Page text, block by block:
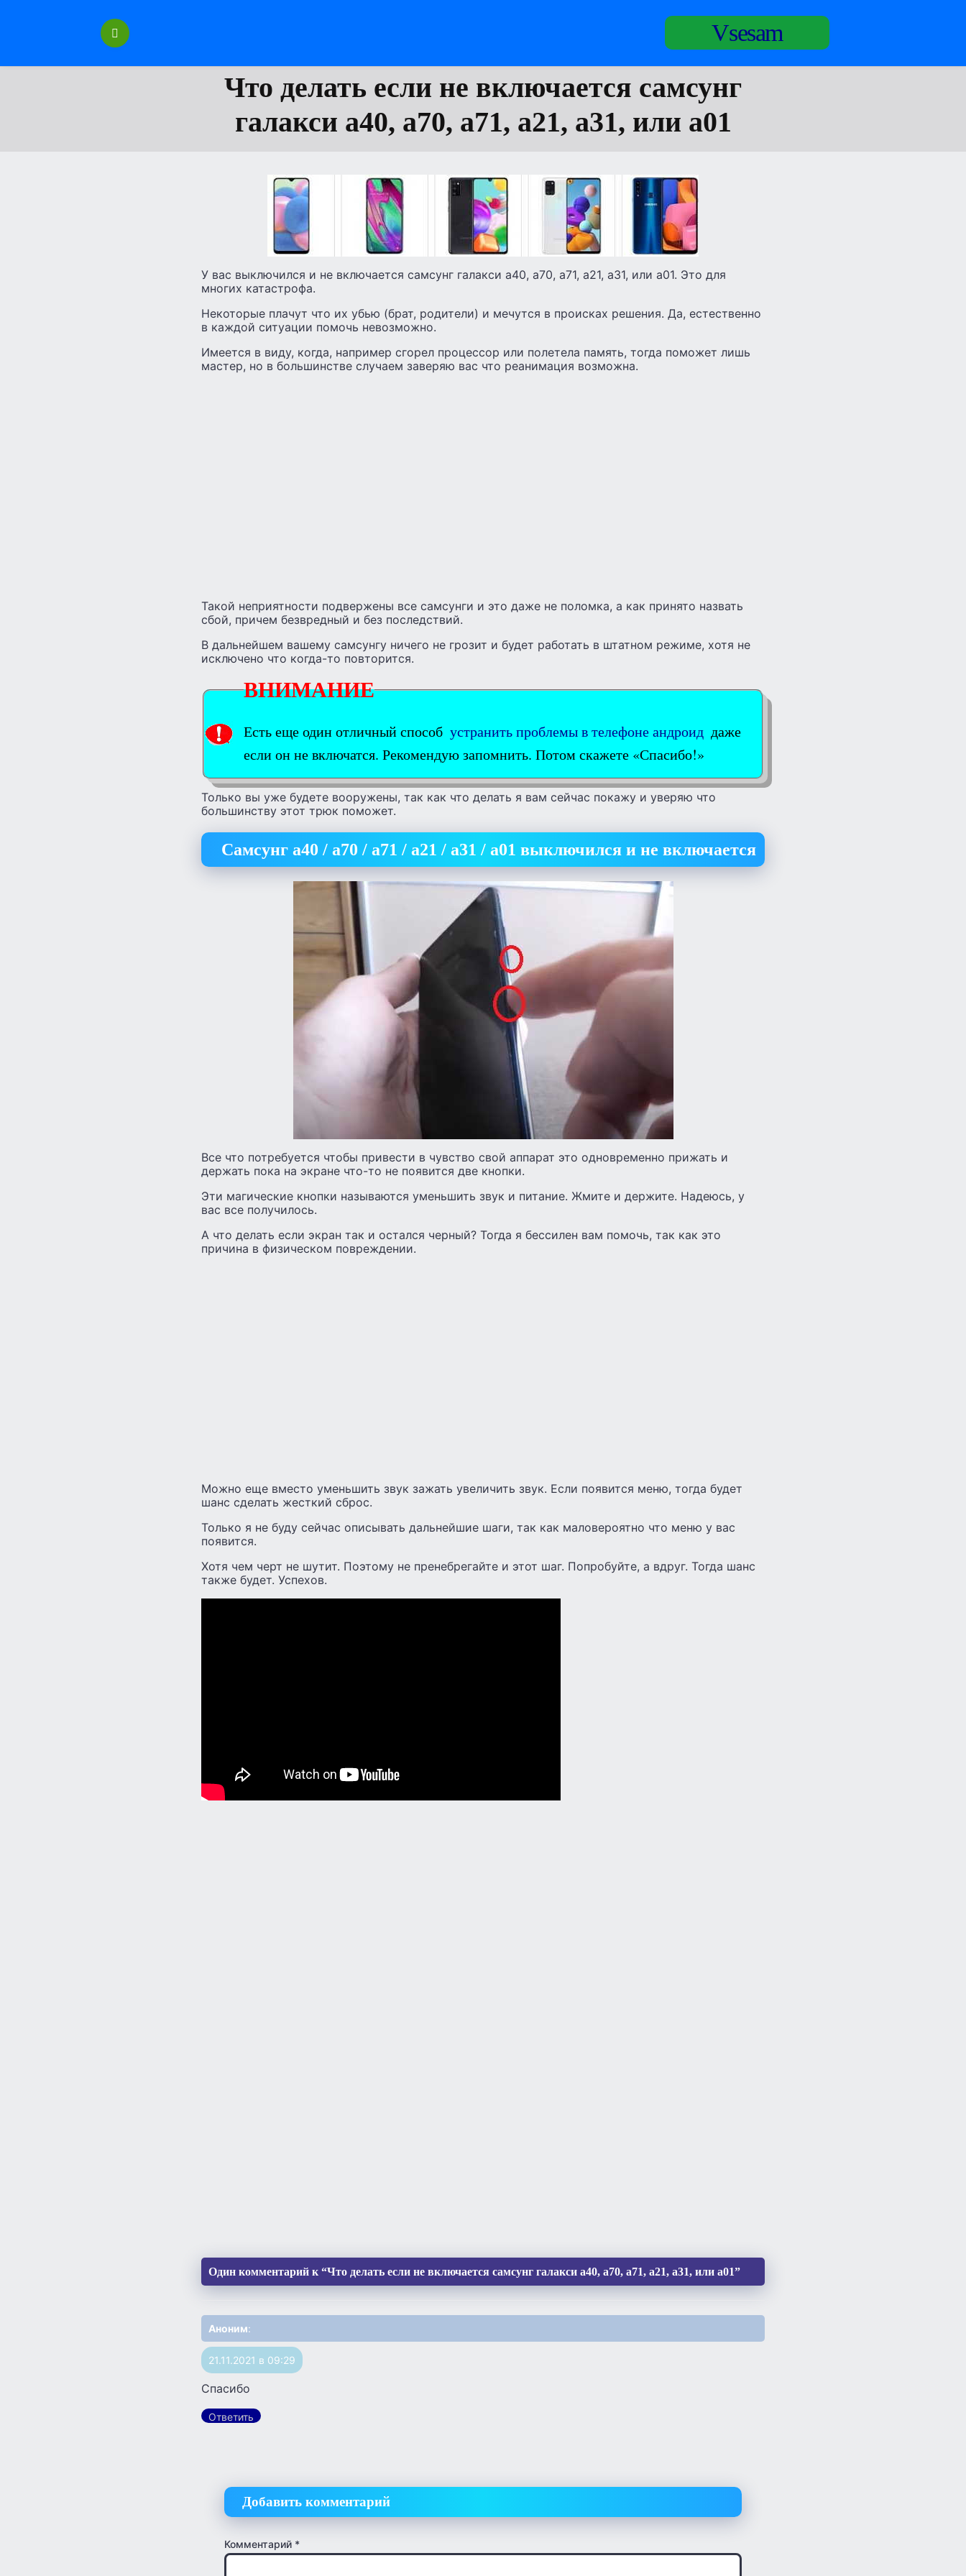
Vsesam
Что делать если не включается самсунг
галакси а40, а70, а71, а21, а31, или а01
У вас выключился и не включается самсунг галакси а40, а70, а71, а21, а31, или а01. Это для
многих катастрофа.
Некоторые плачут что их убью (брат, родители) и мечутся в происках решения. Да, естественно
в каждой ситуации помочь невозможно.
Имеется в виду, когда, например сгорел процессор или полетела память, тогда поможет лишь
мастер, но в большинстве случаем заверяю вас что реанимация возможна.
Такой неприятности подвержены все самсунги и это даже не поломка, а как принято назвать
сбой, причем безвредный и без последствий.
В дальнейшем вашему самсунгу ничего не грозит и будет работать в штатном режиме, хотя не
исключено что когда-то повторится.
ВНИМАНИЕ
Есть еще один отличный способ устранить проблемы в телефоне андроид даже
если он не включатся. Рекомендую запомнить. Потом скажете «Спасибо!»
Только вы уже будете вооружены, так как что делать я вам сейчас покажу и уверяю что
большинству этот трюк поможет.
Самсунг а40 / а70 / а71 / а21 / а31 / а01 выключился и не включается
Все что потребуется чтобы привести в чувство свой аппарат это одновременно прижать и
держать пока на экране что-то не появится две кнопки.
Эти магические кнопки называются уменьшить звук и питание. Жмите и держите. Надеюсь, у
вас все получилось.
А что делать если экран так и остался черный? Тогда я бессилен вам помочь, так как это
причина в физическом повреждении.
Можно еще вместо уменьшить звук зажать увеличить звук. Если появится меню, тогда будет
шанс сделать жесткий сброс.
Только я не буду сейчас описывать дальнейшие шаги, так как маловероятно что меню у вас
появится.
Хотя чем черт не шутит. Поэтому не пренебрегайте и этот шаг. Попробуйте, а вдруг. Тогда шанс
также будет. Успехов.
Один комментарий к “Что делать если не включается самсунг галакси а40, а70, а71, а21, а31, или а01”
Аноним:
21.11.2021 в 09:29
Спасибо
Ответить
Добавить комментарий
Комментарий *